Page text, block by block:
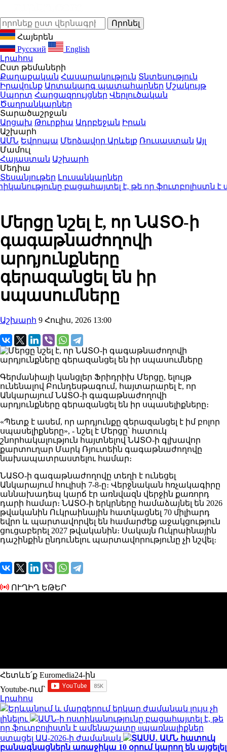
Հայերեն
Русский
English
Լրահոս
Ըստ թեմաների
Քաղաքական Հասարակություն Տնտեսություն
Իրավունք Արտակարգ պատահարներ Մշակույթ
Սպորտ Հարցազրույցներ Վերլուծական
Ծաղրանկարներ
Տարածաշրջան
Արցախ Թուրքիա Ադրբեջան Իրան
Աշխարհ
ԱՄՆ Եվրոպա Մերձավոր Արևելք Ռուսաստան Այլ
Մամուլ
Հայաստան Աշխարհ
Մեդիա
Տեսանյութեր Լուսանկարներ
բացահայտել է, թե որ ֆուտբոլիստն է
Մերցը նշել է, որ ՆԱՏՕ-ի
գագաթնաժողովի
արդյունքները
գերազանցել են իր
սպասումները
Աշխարհ 9 Հուլիս, 2026 13:00
Գերմանիայի կանցլեր Ֆրիդրիխ Մերցը, ելույթ
ունենալով Բունդեսթագում, հայտարարել է, որ
Անկարայում ՆԱՏՕ-ի գագաթնաժողովի
արդյունքները գերազանցել են իր սպասելիքները։
«Պետք է ասեմ, որ արդյունքը գերազանցել է իմ բոլոր
սպասելիքները», - նշել է Մերցը՝ հատուկ
շնորհակալություն հայտնելով ՆԱՏՕ-ի գլխավոր
քարտուղար Մարկ Ռյուտեին գագաթնաժողովը
նախապատրաստելու համար։
ՆԱՏՕ-ի գագաթնաժողովը տեղի է ունեցել
Անկարայում հուլիսի 7-8-ը։ Վերջնական հռչակագիրը
աննախադեպ կարճ էր առնվազն վերջին քառորդ
դարի համար։ ՆԱՏՕ-ի երկրները համաձայնել են 2026
թվականին Ուկրաինային հատկացնել 70 միլիարդ
եվրո և պարտավորվել են համարժեք աջակցություն
ցուցաբերել 2027 թվականին։ Սակայն Ուկրաինային
դաշինքին ընդունելու պարտավորությունը չի նշվել։
ՈՒՂԻՂ ԵԹԵՐ
Հետևե՛ք Euromedia24-ին
Youtube-ում`
Լրահոս
Երևանում և մարզերում երկար ժամանակ լույս չի
լինելու
ԱՄՆ-ի ոստիկանությունը բացահայտել է, թե
որ ֆուտբոլիստն է ամենաշատը uպառնալիքներ
ստացել ԱԱ-2026-ի ժամանակ
ՏԱՍՍ․ ԱՄՆ հատուկ
բանագնացներն առաջիկա 10 օրում կարող են այցելել